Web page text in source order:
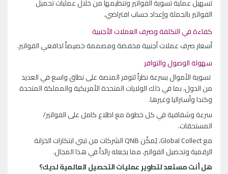
تسهيل عملية تسوية الفواتير وتنظيمها من خلال عمليات تحميل
الفواتير بالجملة وإعداد حساب افتراضي.
كفاءة في التكلفة وصرف العملات الأجنبية
أسعار صرف عملات أجنبية مخفضة ومصممة خصيصاً لدافعي الفواتير.
سهولة الوصول والتوافر
تسوية الأموال بسرعة نظراً لتوفر المنصة على نطاق واسع في العديد
من الدول، بما في ذلك الولايات المتحدة الأمريكية والمملكة المتحدة
وكندا وأستراليا وغيرها.
سرعة وشفافية في كل خطوة مع اطلاع كامل على الفواتير/
المستحقات.
مع Global Collect، يُمكّن QNB الشركات من تبني ابتكارات الخزانة
الرقمية وتحصيل الفواتير، مما يجعله رائداً في هذا المجال.
هل أنت مستعد لتطوير عمليات التحصيل العالمية لديك؟